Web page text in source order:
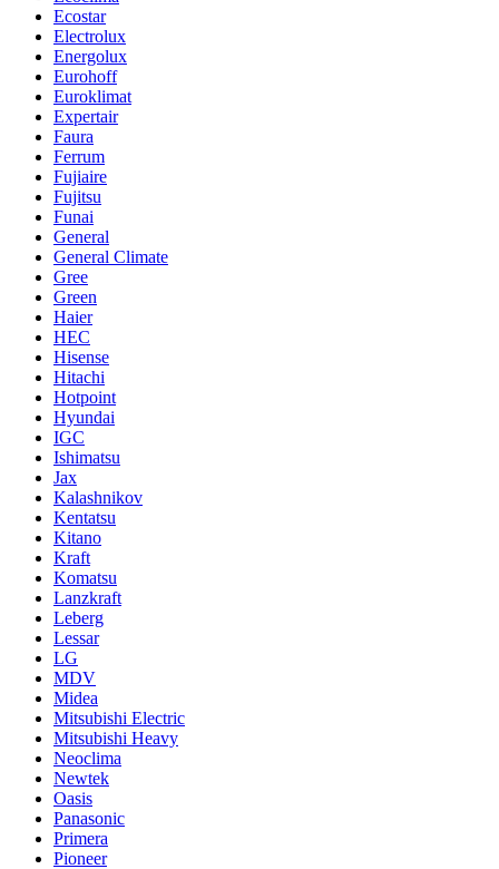
Ecostar
Electrolux
Energolux
Eurohoff
Euroklimat
Expertair
Faura
Ferrum
Fujiaire
Fujitsu
Funai
General
General Climate
Gree
Green
Haier
HEC
Hisense
Hitachi
Hotpoint
Hyundai
IGC
Ishimatsu
Jax
Kalashnikov
Kentatsu
Kitano
Kraft
Komatsu
Lanzkraft
Leberg
Lessar
LG
MDV
Midea
Mitsubishi Electric
Mitsubishi Heavy
Neoclima
Newtek
Oasis
Panasonic
Primera
Pioneer